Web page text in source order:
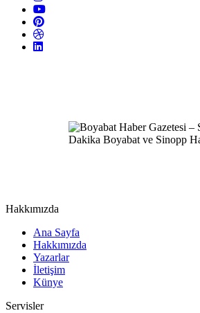
Hakkımızda
Ana Sayfa
Hakkımızda
Yazarlar
İletişim
Künye
Servisler